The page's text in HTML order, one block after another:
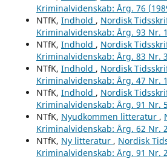
Kriminalvidenskab: Årg. 76
NTfK, Indhold , Nordisk
Kriminalvidenskab: Årg. 93 Nr.
NTfK, Indhold , Nordisk
Kriminalvidenskab: Årg. 83 Nr.
NTfK, Indhold , Nordisk
Kriminalvidenskab: Årg. 47 Nr.
NTfK, Indhold , Nordisk
Kriminalvidenskab: Årg. 91 Nr.
NTfK, Nyudkommen litteratur ,
Kriminalvidenskab: Årg. 62 Nr.
NTfK, Ny litteratur , Nordisk
Kriminalvidenskab: Årg. 91 Nr.